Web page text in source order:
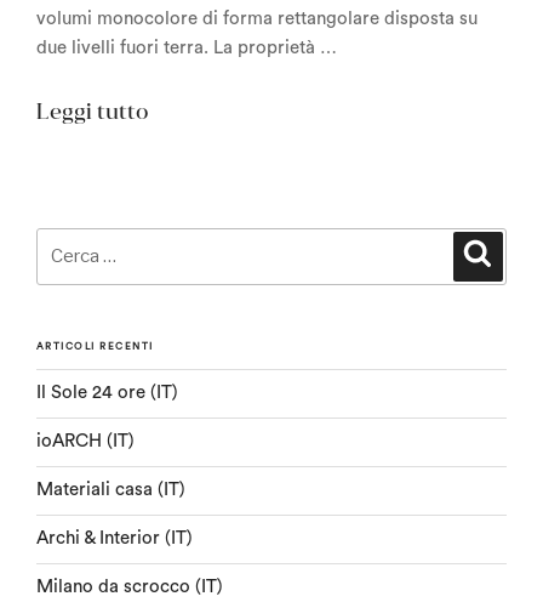
volumi monocolore di forma rettangolare disposta su
due livelli fuori terra. La proprietà …
Leggi tutto
ARTICOLI RECENTI
Il Sole 24 ore (IT)
ioARCH (IT)
Materiali casa (IT)
Archi & Interior (IT)
Milano da scrocco (IT)